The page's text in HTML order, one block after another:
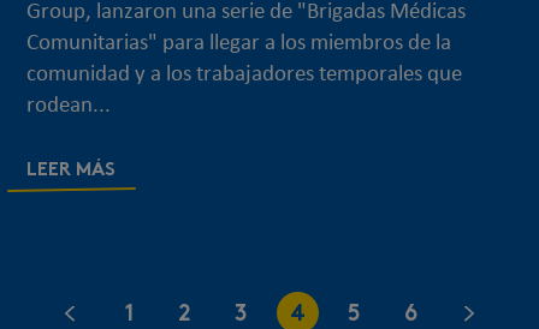
Group, lanzaron una serie de "Brigadas Médicas
Comunitarias" para llegar a los miembros de la
comunidad y a los trabajadores temporales que
rodean...
LEER MÁS
1 2 3 4 5 6